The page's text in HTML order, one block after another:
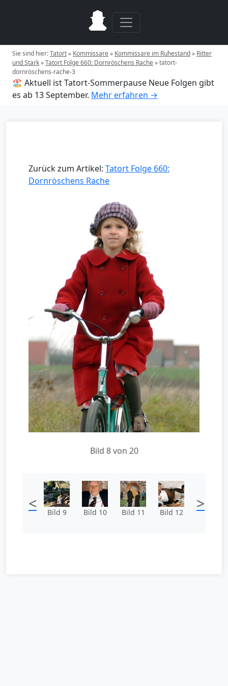
Sie sind hier:Tatort» Kommissare» Kommissare im Ruhestand» Ritter
und Stark»Tatort Folge 660: Dornröschens Rache»tatort-
dornröschens-rache-3
🏖️ Aktuell ist Tatort-Sommerpause Neue Folgen gibt
es ab 13 September. Mehr erfahren →
Zurück zum Artikel: Tatort Folge 660:
Dornröschens Rache
Bild 8 von 20
< Bild 9 Bild 10 Bild 11 Bild 12 >